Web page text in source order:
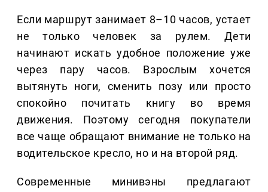
Если маршрут занимает 8–10 часов, устает
не только человек за рулем. Дети
начинают искать удобное положение уже
через пару часов. Взрослым хочется
вытянуть ноги, сменить позу или просто
спокойно почитать книгу во время
движения. Поэтому сегодня покупатели
все чаще обращают внимание не только на
водительское кресло, но и на второй ряд.
Современные минивэны предлагают